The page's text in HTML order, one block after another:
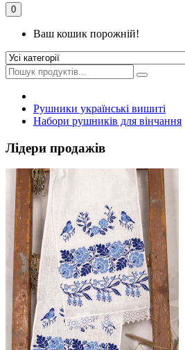
0
Ваш кошик порожній!
Рушники українські вишиті
Набори рушників для вінчання
Лідери продажів